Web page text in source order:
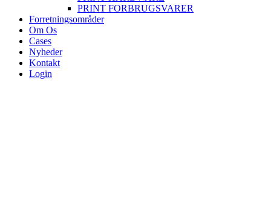
PRINT FORBRUGSVARER
Forretningsområder
Om Os
Cases
Nyheder
Kontakt
Login